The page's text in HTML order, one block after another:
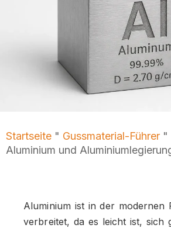
Startseite " Gussmaterial-Führer "
Aluminium und
Aluminium ist in der modernen
verbreitet, da es leicht ist, sich